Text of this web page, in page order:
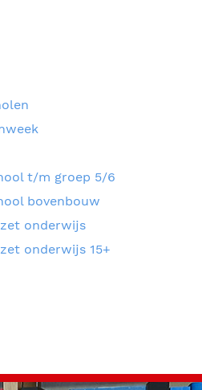
t/m groep 5/6
bovenbouw
onderwijs
onderwijs 15+